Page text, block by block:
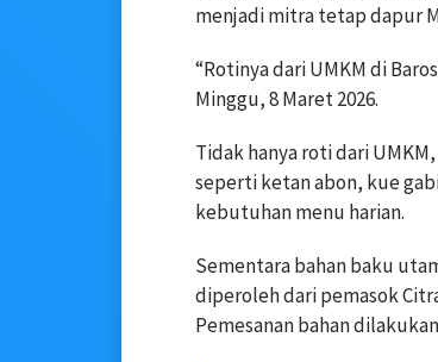
menjadi mitra tetap dapur
“Rotinya dari UMKM di
Minggu, 8 Maret 2026.
Tidak hanya roti dari
seperti ketan abon, kue
kebutuhan menu harian.
Sementara bahan baku
diperoleh dari pemasok
Pemesanan bahan